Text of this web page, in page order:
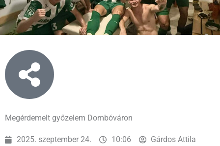
Megérdemelt győzelem Dombóváron
2025. szeptember 24. 10:06 Gárdos Attila